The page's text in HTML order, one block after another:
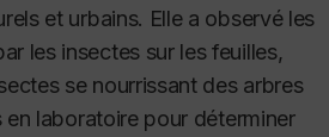
et urbains. Elle a observé les
les insectes sur les feuilles,
se nourrissant des arbres
laboratoire pour déterminer